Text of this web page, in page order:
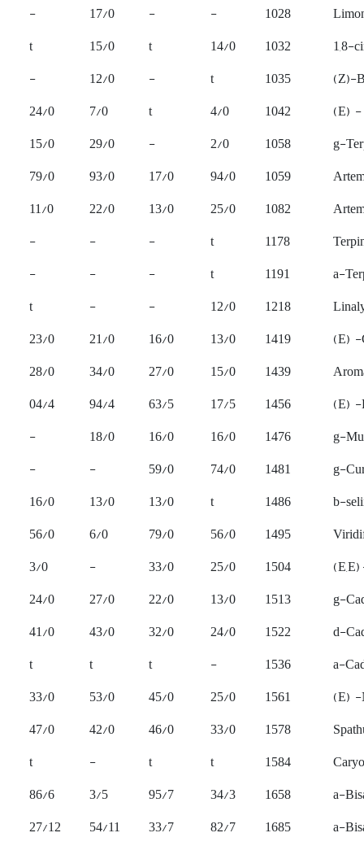
- 17/0 - - 1028
t
15/0 t 14/0 1032
1,8-
-
12/0 - t 1035
(Z)-
24/0
7/0 t 4/0 1042
(E) -
15/0
29/0 - 2/0 1058
g-
79/0
93/0 17/0 94/0 1059
11/0
22/0 13/0 25/0 1082
-
- - t 1178
-
- - t 1191
a-
t
- - 12/0 1218
23/0
21/0 16/0 13/0 1419
(E) -
28/0
34/0 27/0 15/0 1439
04/4
94/4 63/5 17/5 1456
(E) -
-
18/0 16/0 16/0 1476
g-
-
- 59/0 74/0 1481
g-
16/0
13/0 13/0 t 1486
b-
56/0
6/0 79/0 56/0 1495
3/0
- 33/0 25/0 1504
24/0
27/0 22/0 13/0 1513
g-
41/0
43/0 32/0 24/0 1522
d-
t
t t - 1536
a-
33/0
53/0 45/0 25/0 1561
(E) -
47/0
42/0 46/0 33/0 1578
t
- t t 1584
86/6
3/5 95/7 34/3 1658
a-
27/12
54/11 33/7 82/7 1685
a-